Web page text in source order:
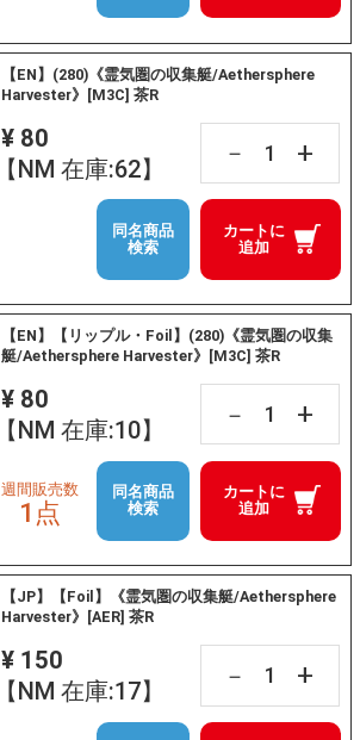
【EN】(280)《霊気圏の収集艇/Aethersphere
Harvester》[M3C] 茶R
¥ 80
【NM 在庫:62】
－ +
カートに
追加
同名商品
検索
【EN】【リップル・Foil】(280)《霊気圏の収集
艇/Aethersphere Harvester》[M3C] 茶R
¥ 80
【NM 在庫:10】
－ +
カートに
追加
週間販売数
1点
同名商品
検索
【JP】【Foil】《霊気圏の収集艇/Aethersphere
Harvester》[AER] 茶R
¥ 150
【NM 在庫:17】
－ +